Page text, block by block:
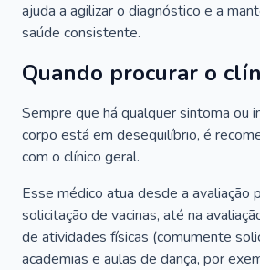
ajuda a agilizar o diagnóstico e a
saúde consistente.
Quando procurar o
Sempre que há qualquer sintoma ou
corpo está em desequilíbrio, é
com o clínico geral.
Esse médico atua desde a avaliação
solicitação de vacinas, até na
de atividades físicas (comumente
academias e aulas de dança, por